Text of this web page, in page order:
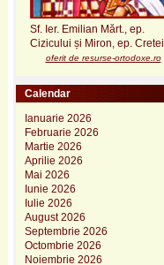
Sf. Ier. Emilian Mărt., ep.
Cizicului și Miron, ep. Cretei
oferit de resurse-ortodoxe.ro
Calendar
Ianuarie 2026
Februarie 2026
Martie 2026
Aprilie 2026
Mai 2026
Iunie 2026
Iulie 2026
August 2026
Septembrie 2026
Octombrie 2026
Noiembrie 2026